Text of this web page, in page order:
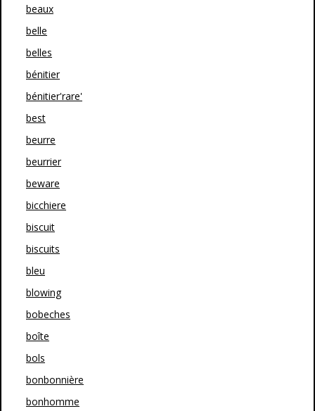
beaux
belle
belles
bénitier
bénitier'rare'
best
beurre
beurrier
beware
bicchiere
biscuit
biscuits
bleu
blowing
bobeches
boîte
bols
bonbonnière
bonhomme